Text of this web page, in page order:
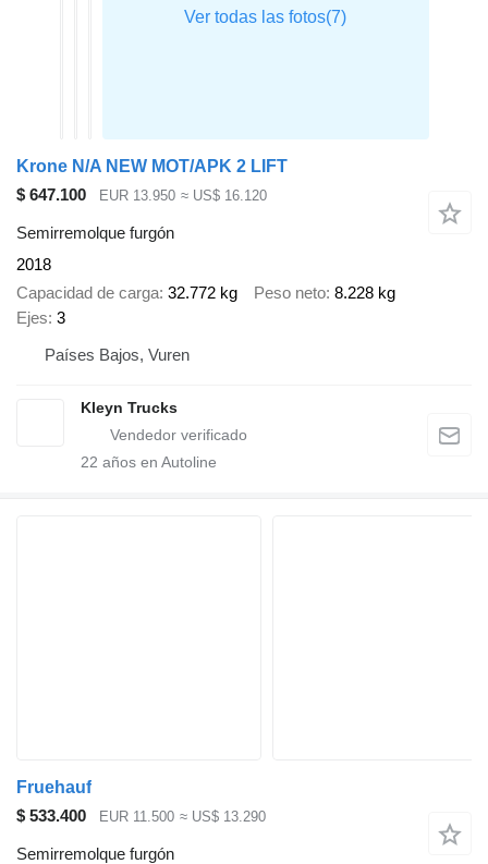
Krone N/A NEW MOT/APK 2 LIFT
$ 647.100
EUR 13.950 ≈ US$ 16.120
Semirremolque furgón
2018
Capacidad de carga 32.772 kg Peso neto 8.228 kg
Ejes 3
Países Bajos, Vuren
Kleyn Trucks
22 años en Autoline
Fruehauf
$ 533.400
EUR 11.500 ≈ US$ 13.290
Semirremolque furgón